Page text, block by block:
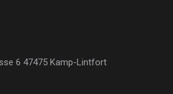
6 47475 Kamp-Lintfort